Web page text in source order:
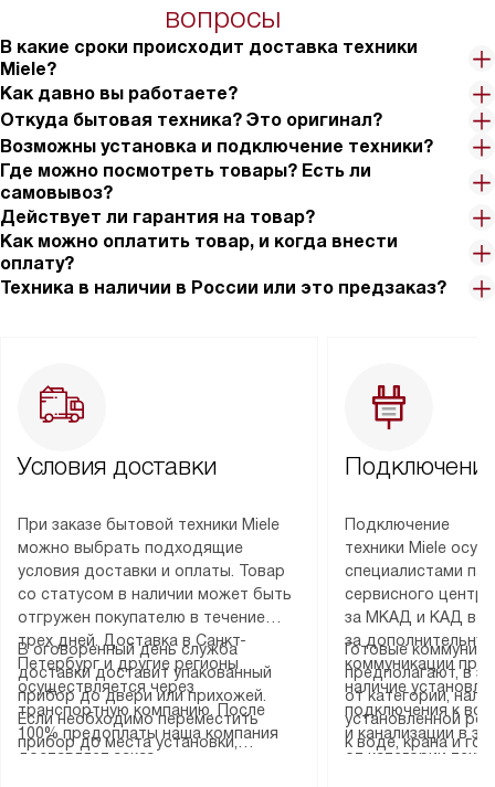
вопросы
В какие сроки происходит доставка техники
Miele?
Как давно вы работаете?
Откуда бытовая техника? Это оригинал?
Возможны установка и подключение техники?
Где можно посмотреть товары? Есть ли
самовывоз?
Действует ли гарантия на товар?
Как можно оплатить товар, и когда внести
оплату?
Техника в наличии в России или это предзаказ?
Условия доставки
При заказе бытовой техники Miele
можно выбрать подходящие
условия доставки и оплаты. Товар
со статусом в наличии может быть
отгружен покупателю в течение
трех дней. Доставка в Санкт-
Петербург и другие регионы
осуществляется через
транспортную компанию. После
100% предоплаты наша компания
доставляет заказ
В оговоренный день служба
доставки доставит упакованный
прибор до двери или прихожей.
Если необходимо переместить
прибор до места установки,
Подключение
техники Miele
специалистами
сервисного
за МКАД и КАД
за
коммуникации
наличие
подключения к
и канализации в
от категории
Готовые
предполагают, в
от категории,
установленной
к воде, крана и